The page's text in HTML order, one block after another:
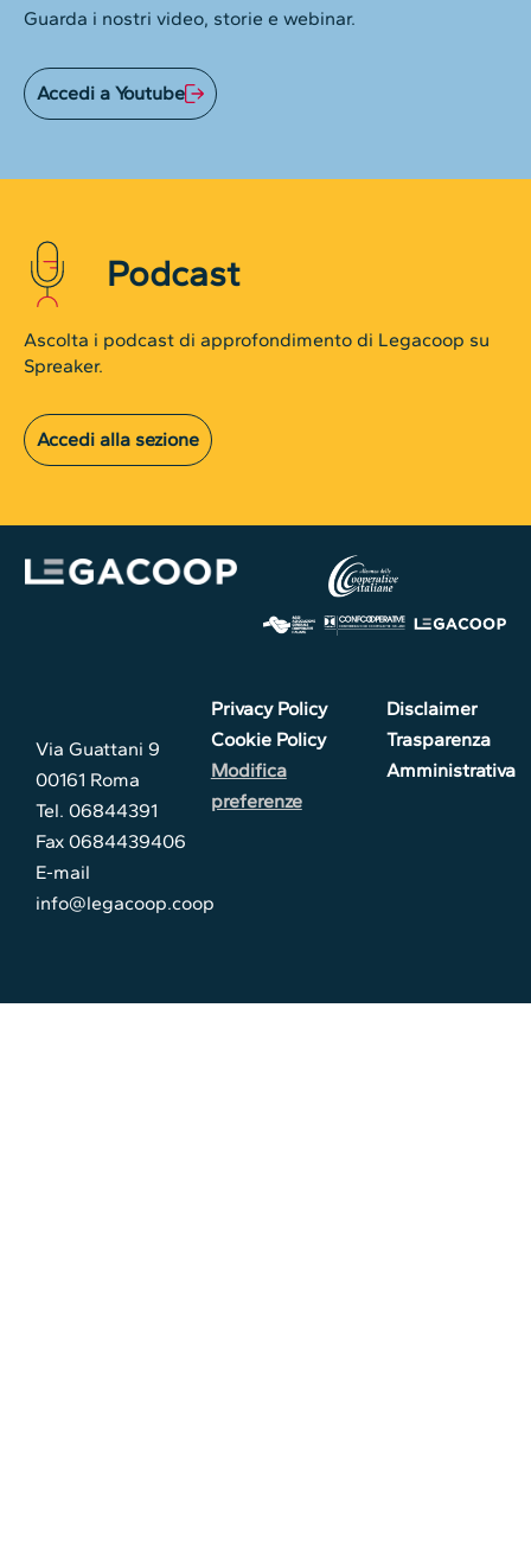
Guarda i nostri video, storie e webinar.
Accedi a Youtube
Podcast
Ascolta i podcast di approfondimento di Legacoop su
Spreaker.
Accedi alla sezione
Via Guattani 9
00161 Roma
Tel. 06844391
Fax 0684439406
E-mail
info@legacoop.coop
Privacy Policy
Cookie Policy
Modifica
preferenze
Disclaimer
Trasparenza
Amministrativa